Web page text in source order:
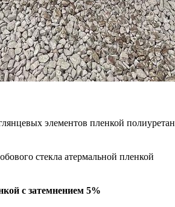
элементов пленкой полиуретан
стекла атермальной пленкой
с затемнением 5%